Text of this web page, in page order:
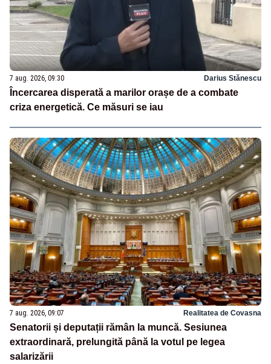
7 aug. 2026, 09:30 Darius Stănescu
Încercarea disperată a marilor orașe de a combate
criza energetică. Ce măsuri se iau
7 aug. 2026, 09:07 Realitatea de Covasna
Senatorii și deputații rămân la muncă. Sesiunea
extraordinară, prelungită până la votul pe legea
salarizării